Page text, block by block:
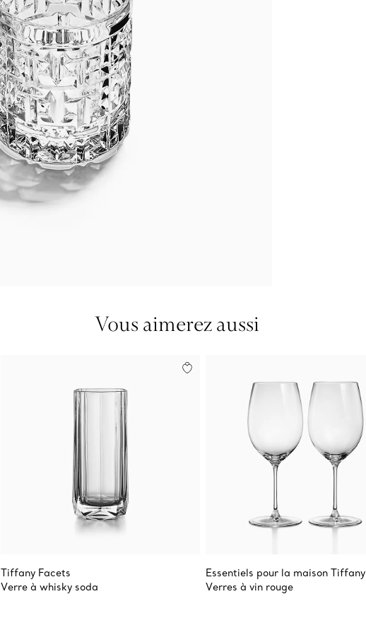
Vous aimerez aussi
Tiffany Facets
Verre à whisky soda
Essentiels pour la maison Tiffany
Verres à vin rouge